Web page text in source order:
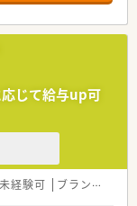
可能な社員
う異動が可能な社員
動がない社員から選
もございます。
務年数に応じて最
休暇、ボランティア
じて給与up可
未経験可 ブランク可